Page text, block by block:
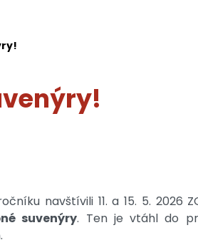
navštívili 11. a 15. 5.
suvenýry. Ten je vtáhl do